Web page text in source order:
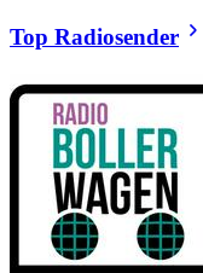
Top Radiosender